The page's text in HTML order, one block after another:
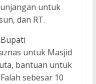
untuk
dan RT.
untuk Masjid
bantuan untuk
sebesar 10